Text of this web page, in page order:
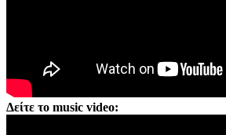
Δείτε το music video: